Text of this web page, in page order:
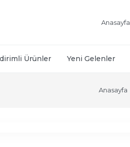
Anasayfa
Ürünler Yeni Gelenler
Anasayfa